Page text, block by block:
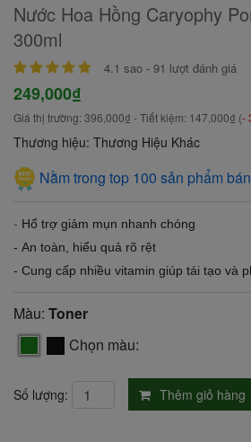
Nước Hoa Hồng Caryophy
300ml
4.1 sao - 91 lượt đánh giá
249,000₫
Giá thị trường: 396,000₫ - Tiết kiệm: 147,000₫ (-
Thương hiệu: Thương Hiệu Khác
Nằm trong top 100 sản phẩm
- Hổ trợ giảm mụn nhanh chóng
- An toàn, hiểu quả rõ rệt
- Cung cấp nhiều vitamin giúp tái tạo và
Màu: Toner
Chọn màu:
Số lượng: Thêm giỏ hàng